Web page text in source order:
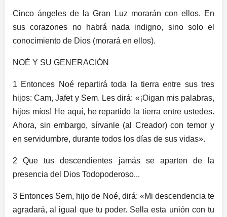
Cinco ángeles de la Gran Luz morarán con ellos. En
sus corazones no habrá nada indigno, sino solo el
conocimiento de Dios (morará en ellos).
NOÉ Y SU GENERACIÓN
1 Entonces Noé repartirá toda la tierra entre sus tres
hijos: Cam, Jafet y Sem. Les dirá: «¡Oigan mis palabras,
hijos míos! He aquí, he repartido la tierra entre ustedes.
Ahora, sin embargo, sírvanle (al Creador) con temor y
en servidumbre, durante todos los días de sus vidas».
2 Que tus descendientes jamás se aparten de la
presencia del Dios Todopoderoso...
3 Entonces Sem, hijo de Noé, dirá: «Mi descendencia te
agradará, al igual que tu poder. Sella esta unión con tu